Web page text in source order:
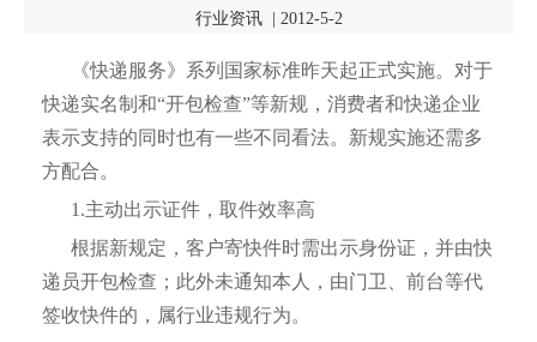
行业资讯 | 2012-5-2
《快递服务》系列国家标准昨天起正式实施。对于
快递实名制和“开包检查”等新规，消费者和快递企业
表示支持的同时也有一些不同看法。新规实施还需多
方配合。
1.主动出示证件，取件效率高
根据新规定，客户寄快件时需出示身份证，并由快
递员开包检查；此外未通知本人，由门卫、前台等代
签收快件的，属行业违规行为。